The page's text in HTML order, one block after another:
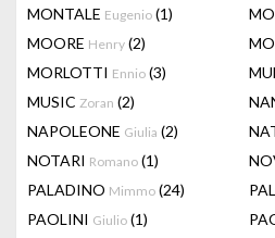
MONTALE Eugenio (1)
MOORE Henry (2)
MORLOTTI Ennio (3)
MUSIC Zoran (2)
NAPOLEONE Giulia (2)
NOTARI Romano (1)
PALADINO Mimmo (24)
PAOLINI Giulio (1)